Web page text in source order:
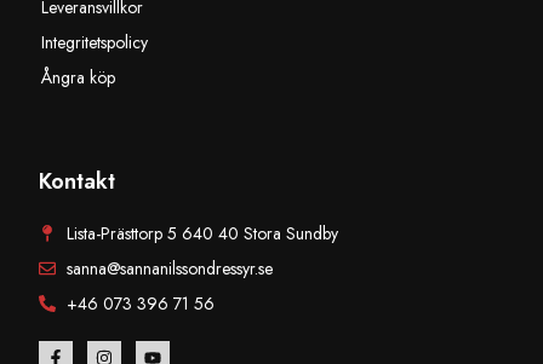
Leveransvillkor
Integritetspolicy
Ångra köp
Kontakt
Lista-Prästtorp 5 640 40 Stora Sundby
sanna@sannanilssondressyr.se
+46 073 396 71 56